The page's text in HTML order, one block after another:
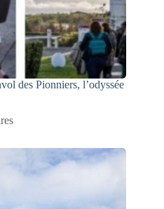
des Pionniers, l’odyssée